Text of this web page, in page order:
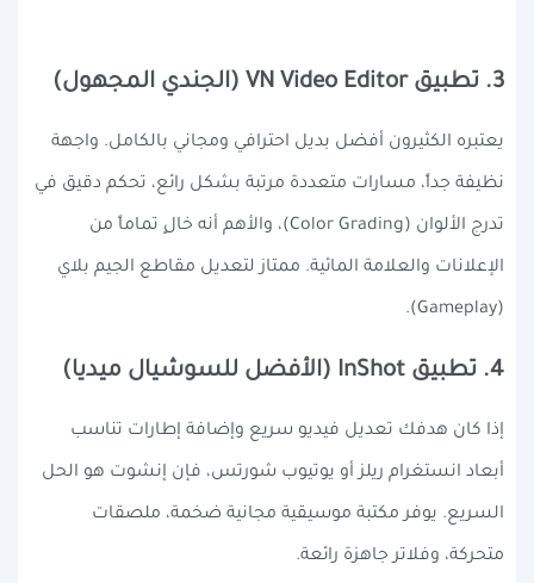
3. تطبيق VN Video Editor (الجندي المجهول)
يعتبره الكثيرون أفضل بديل احترافي ومجاني بالكامل. واجهة
نظيفة جداً، مسارات متعددة مرتبة بشكل رائع، تحكم دقيق في
تدرج الألوان (Color Grading)، والأهم أنه خالٍ تماماً من
الإعلانات والعلامة المائية. ممتاز لتعديل مقاطع الجيم بلاي
(Gameplay).
4. تطبيق InShot (الأفضل للسوشيال ميديا)
إذا كان هدفك تعديل فيديو سريع وإضافة إطارات تناسب
أبعاد انستغرام ريلز أو يوتيوب شورتس، فإن إنشوت هو الحل
السريع. يوفر مكتبة موسيقية مجانية ضخمة، ملصقات
متحركة، وفلاتر جاهزة رائعة.